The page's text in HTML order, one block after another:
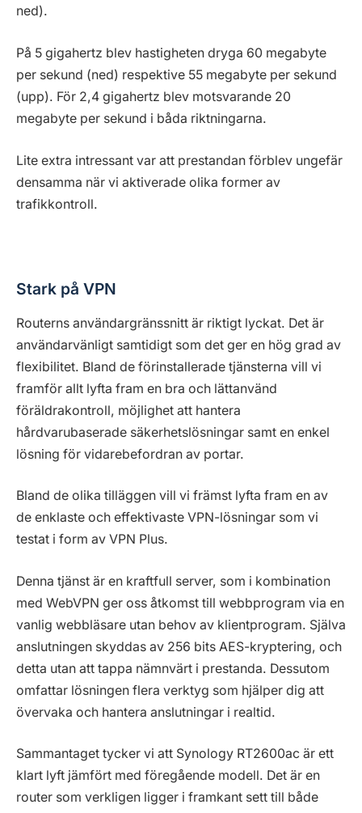
ned).
På 5 gigahertz blev hastigheten dryga 60 megabyte
per sekund (ned) respektive 55 megabyte per sekund
(upp). För 2,4 gigahertz blev motsvarande 20
megabyte per sekund i båda riktningarna.
Lite extra intressant var att prestandan förblev ungefär
densamma när vi aktiverade olika former av
trafikkontroll.
Stark på VPN
Routerns användargränssnitt är riktigt lyckat. Det är
användarvänligt samtidigt som det ger en hög grad av
flexibilitet. Bland de förinstallerade tjänsterna vill vi
framför allt lyfta fram en bra och lättanvänd
föräldrakontroll, möjlighet att hantera
hårdvarubaserade säkerhetslösningar samt en enkel
lösning för vidarebefordran av portar.
Bland de olika tilläggen vill vi främst lyfta fram en av
de enklaste och effektivaste VPN-lösningar som vi
testat i form av VPN Plus.
Denna tjänst är en kraftfull server, som i kombination
med WebVPN ger oss åtkomst till webbprogram via en
vanlig webbläsare utan behov av klientprogram. Själva
anslutningen skyddas av 256 bits AES-kryptering, och
detta utan att tappa nämnvärt i prestanda. Dessutom
omfattar lösningen flera verktyg som hjälper dig att
övervaka och hantera anslutningar i realtid.
Sammantaget tycker vi att Synology RT2600ac är ett
klart lyft jämfört med föregående modell. Det är en
router som verkligen ligger i framkant sett till både